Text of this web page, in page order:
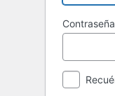
Contraseña